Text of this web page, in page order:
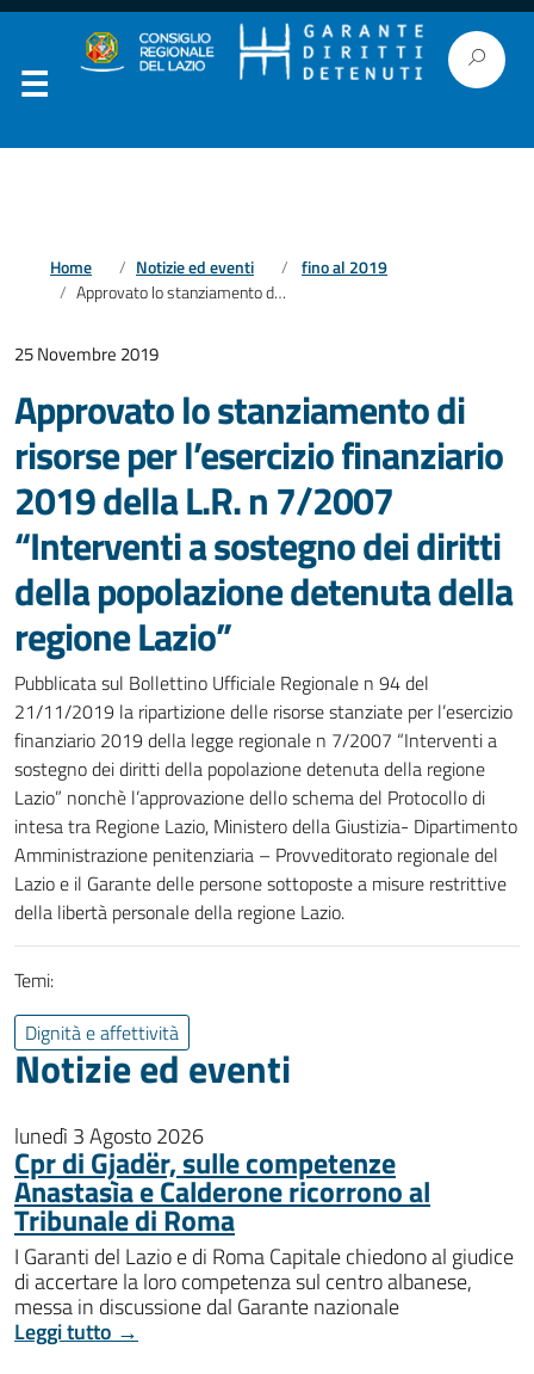
Home Notizie ed eventi
fino al 2019
Approvato lo stanziamento di risorse per l’esercizio finanziario 2019 della L.R. n 7/2007 “Interventi a sostegno dei diritti della popolazione detenuta della regione Lazio”
25 Novembre 2019
Approvato lo stanziamento di
risorse per l’esercizio finanziario
2019 della L.R. n 7/2007
“Interventi a sostegno dei diritti
della popolazione detenuta della
regione Lazio”
Pubblicata sul Bollettino Ufficiale Regionale n 94 del
21/11/2019 la ripartizione delle risorse stanziate per l’esercizio
finanziario 2019 della legge regionale n 7/2007 “Interventi a
sostegno dei diritti della popolazione detenuta della regione
Lazio” nonchè l’approvazione dello schema del Protocollo di
intesa tra Regione Lazio, Ministero della Giustizia- Dipartimento
Amministrazione penitenziaria – Provveditorato regionale del
Lazio e il Garante delle persone sottoposte a misure restrittive
della libertà personale della regione Lazio.
Temi:
Dignità e affettività
Notizie ed eventi
lunedì 3 Agosto 2026
Cpr di Gjadër, sulle competenze
Anastasìa e Calderone ricorrono al
Tribunale di Roma
I Garanti del Lazio e di Roma Capitale chiedono al giudice
di accertare la loro competenza sul centro albanese,
messa in discussione dal Garante nazionale
Leggi tutto →